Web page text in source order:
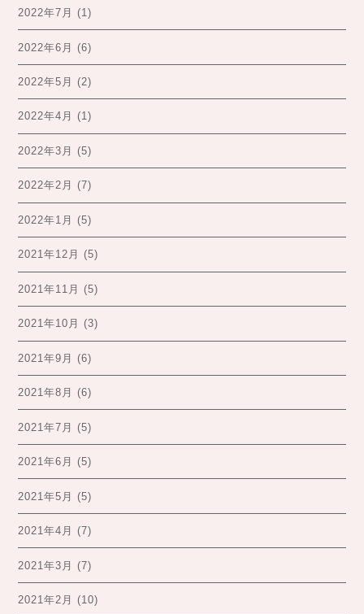
2022年7月 (1)
2022年6月 (6)
2022年5月 (2)
2022年4月 (1)
2022年3月 (5)
2022年2月 (7)
2022年1月 (5)
2021年12月 (5)
2021年11月 (5)
2021年10月 (3)
2021年9月 (6)
2021年8月 (6)
2021年7月 (5)
2021年6月 (5)
2021年5月 (5)
2021年4月 (7)
2021年3月 (7)
2021年2月 (10)